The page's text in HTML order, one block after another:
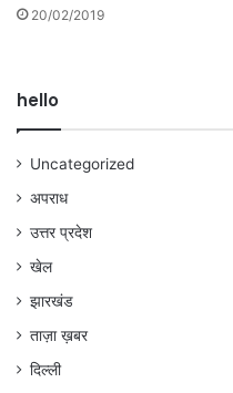
20/02/2019
hello
Uncategorized
अपराध
उत्तर प्रदेश
खेल
झारखंड
ताज़ा ख़बर
दिल्ली